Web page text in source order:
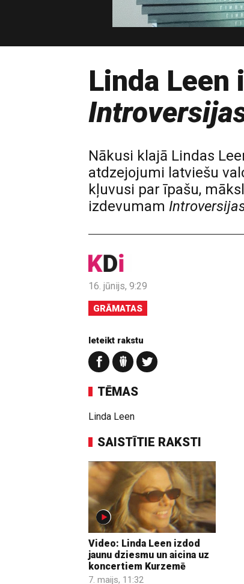
Linda Leen
Nākusi klajā Lindas
atdzejojumi latviešu
kļuvusi par īpašu,
izdevumam
16. jūnijs, 9:29
GRĀMATAS
Ieteikt rakstu
TĒMAS
Linda Leen
SAISTĪTIE RAKSTI
Video: Linda Leen izdod
jaunu dziesmu un aicina uz
koncertiem Kurzemē
7. maijs, 11:32